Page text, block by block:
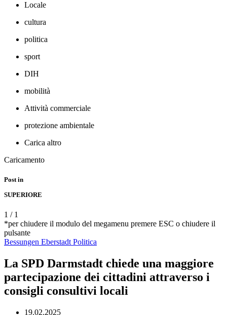
Locale
cultura
politica
sport
DIH
mobilità
Attività commerciale
protezione ambientale
Carica altro
Caricamento
Post in
SUPERIORE
1 / 1
*per chiudere il modulo del megamenu premere ESC o chiudere il
pulsante
Bessungen Eberstadt Politica
La SPD Darmstadt chiede una maggiore
partecipazione dei cittadini attraverso i
consigli consultivi locali
19.02.2025